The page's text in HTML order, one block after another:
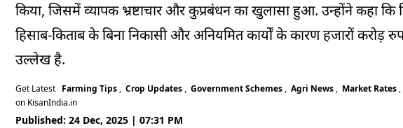
किया, जिसमें व्यापक भ्रष्टाचार और कुप्रबंधन का खुलासा हुआ. उन्होंने कहा कि
हिसाब-किताब के बिना निकासी और अनियमित कार्यों के कारण हजारों
उल्‍लेख है.
Get Latest Farming Tips , Crop Updates , Government Schemes , Agri News , Market Rates ,
on KisanIndia.in
Published: 24 Dec, 2025 | 07:31 PM